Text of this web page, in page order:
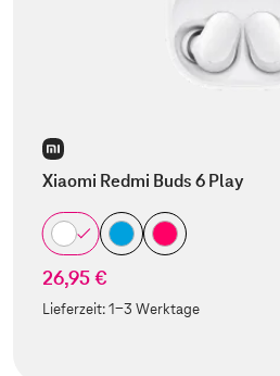
Xiaomi Redmi Buds 6 Play
26,95 €
Lieferzeit:1-3 Werktage